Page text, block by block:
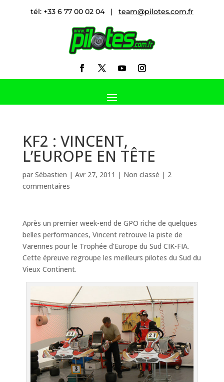
tél: +33 6 77 00 02 04 | team@pilotes.com.fr
KF2 : VINCENT,
L’EUROPE EN TÊTE
par Sébastien | Avr 27, 2011 | Non classé | 2
commentaires
Après un premier week-end de GPO riche de quelques
belles performances, Vincent retrouve la piste de
Varennes pour le Trophée d’Europe du Sud CIK-FIA.
Cette épreuve regroupe les meilleurs pilotes du Sud du
Vieux Continent.